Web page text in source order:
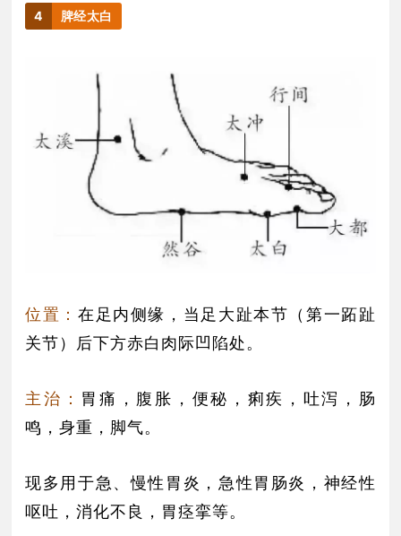
4 脾经太白
位置： 在足内侧缘，当足大趾本节（第一跖趾
关节）后下方赤白肉际凹陷处。
主治： 胃痛，腹胀，便秘，痢疾，吐泻，肠
鸣，身重，脚气。
现多用于急、慢性胃炎，急性胃肠炎，神经性
呕吐，消化不良，胃痉挛等。